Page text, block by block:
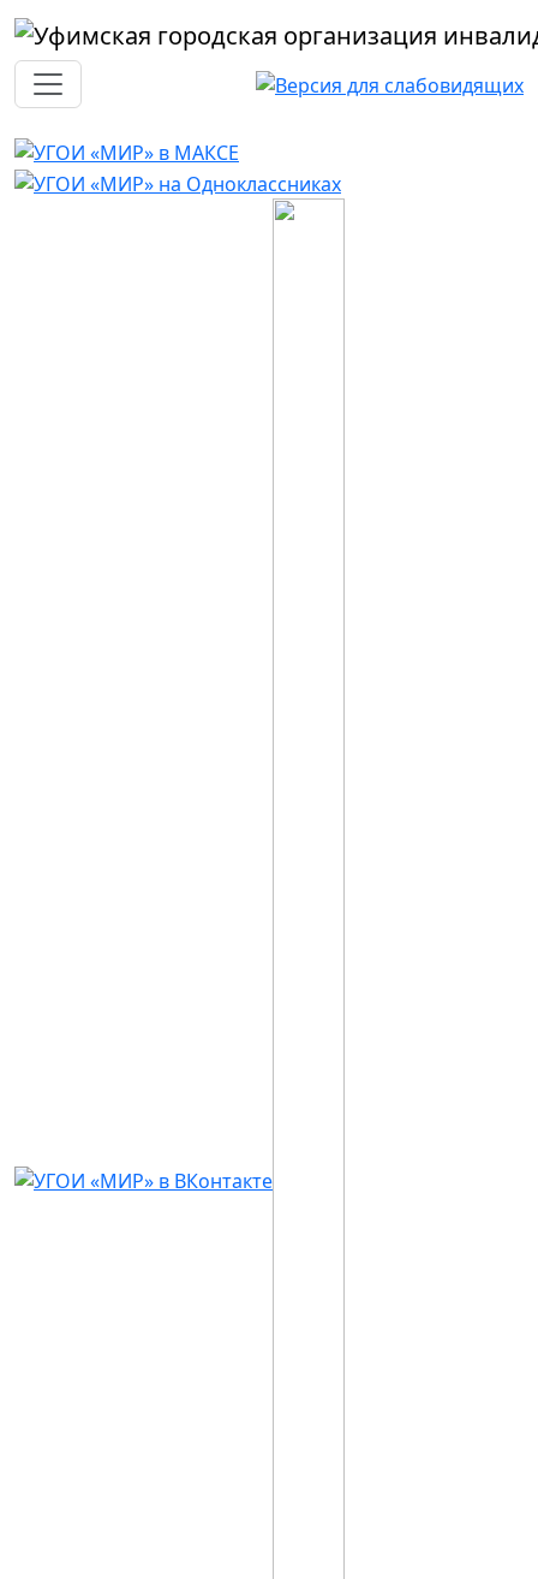
Перейти к основному содержанию